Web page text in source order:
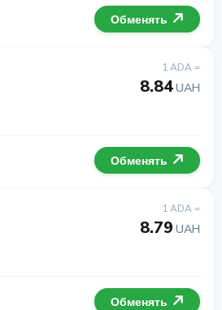
Обменять
1 ADA =
8.84UAH
Обменять
1 ADA =
8.79 UAH
Обменять